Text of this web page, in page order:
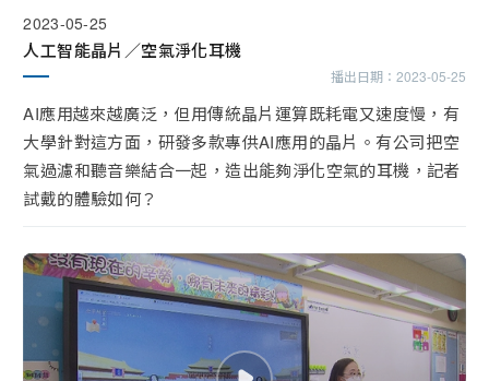
2023-05-25
人工智能晶片／空氣淨化耳機
播出日期： 2023-05-25
AI應用越來越廣泛，但用傳統晶片運算既耗電又速度慢，有
大學針對這方面，研發多款專供AI應用的晶片。有公司把空
氣過濾和聽音樂結合一起，造出能夠淨化空氣的耳機，記者
試戴的體驗如何？